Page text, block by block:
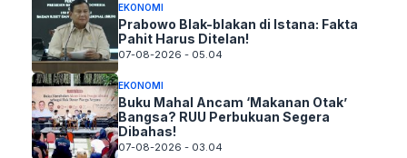
EKONOMI
Prabowo Blak-blakan di Istana: Fakta
Pahit Harus Ditelan!
07-08-2026 - 05.04
EKONOMI
Buku Mahal Ancam ‘Makanan Otak’
Bangsa? RUU Perbukuan Segera
Dibahas!
07-08-2026 - 03.04